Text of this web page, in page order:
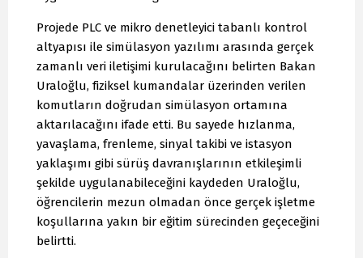
Projede PLC ve mikro denetleyici tabanlı kontrol
altyapısı ile simülasyon yazılımı arasında gerçek
zamanlı veri iletişimi kurulacağını belirten Bakan
Uraloğlu, fiziksel kumandalar üzerinden verilen
komutların doğrudan simülasyon ortamına
aktarılacağını ifade etti. Bu sayede hızlanma,
yavaşlama, frenleme, sinyal takibi ve istasyon
yaklaşımı gibi sürüş davranışlarının etkileşimli
şekilde uygulanabileceğini kaydeden Uraloğlu,
öğrencilerin mezun olmadan önce gerçek işletme
koşullarına yakın bir eğitim sürecinden geçeceğini
belirtti.